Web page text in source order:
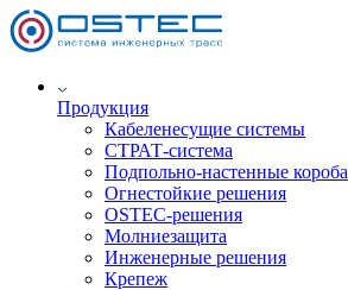
Продукция
Кабеленесущие системы
СТРАТ-система
Подпольно-настенные короба
Огнестойкие решения
OSTEC-решения
Молниезащита
Инженерные решения
Крепеж